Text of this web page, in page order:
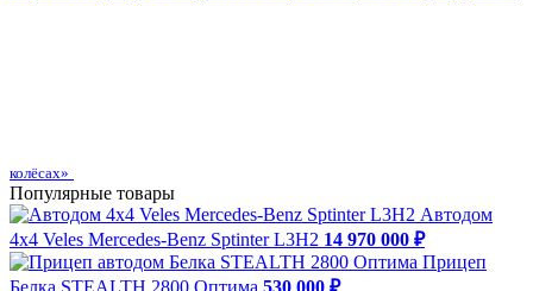
колёсах»
Популярные товары
Автодом
4х4 Veles Mercedes-Benz Sptinter L3H2 14 970 000 ₽
Прицеп
Белка STEALTH 2800 Оптима 530 000 ₽